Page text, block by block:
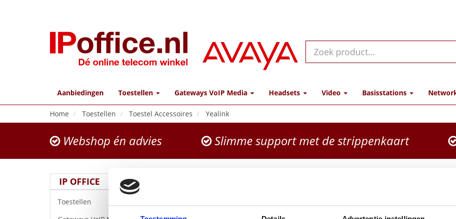
Aanbiedingen Toestellen Gateways VoIP Media Headsets Video Basisstations
Home Toestellen Toestel Accessoires Yealink
Webshop én advies Slimme support met de strippenkaart
IP OFFICE
Toestellen
SIP-